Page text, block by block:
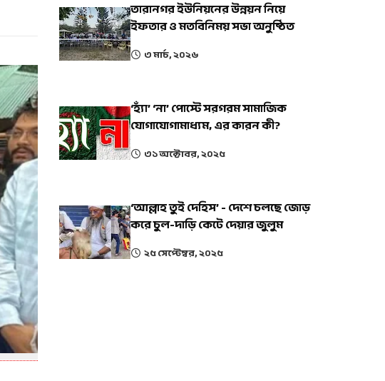
তারানগর ইউনিয়নের উন্নয়ন নিয়ে
ইফতার ও মতবিনিময় সভা অনুষ্ঠিত
৩ মার্চ, ২০২৬
‘হ্যাঁ’ ‘না’ পোস্টে সরগরম সামাজিক
যোগাযোগামাধ্যম, এর কারন কী?
৩১ অক্টোবর, ২০২৫
‘আল্লাহ তুই দেহিস’ - দেশে চলছে জোড়
করে চুল-দাড়ি কেটে দেয়ার জুলুম
২৫ সেপ্টেম্বর, ২০২৫